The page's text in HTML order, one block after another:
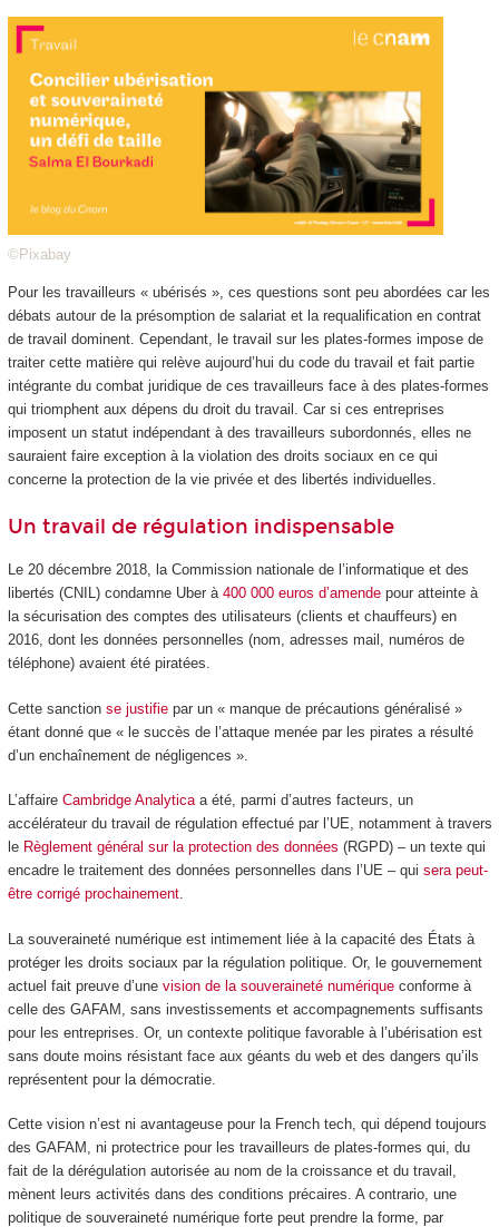
©Pixabay
Pour les travailleurs « ubérisés », ces questions sont peu abordées car les
débats autour de la présomption de salariat et la requalification en contrat
de travail dominent. Cependant, le travail sur les plates-formes impose de
traiter cette matière qui relève aujourd’hui du code du travail et fait partie
intégrante du combat juridique de ces travailleurs face à des plates-formes
qui triomphent aux dépens du droit du travail. Car si ces entreprises
imposent un statut indépendant à des travailleurs subordonnés, elles ne
sauraient faire exception à la violation des droits sociaux en ce qui
concerne la protection de la vie privée et des libertés individuelles.
Un travail de régulation indispensable
Le 20 décembre 2018, la Commission nationale de l’informatique et des
libertés (CNIL) condamne Uber à 400 000 euros d’amendepour atteinte à
la sécurisation des comptes des utilisateurs (clients et chauffeurs) en
2016, dont les données personnelles (nom, adresses mail, numéros de
téléphone) avaient été piratées.
Cette sanction se justifiepar un « manque de précautions généralisé »
étant donné que « le succès de l’attaque menée par les pirates a résulté
d’un enchaînement de négligences ».
L’affaire Cambridge Analyticaa été, parmi d’autres facteurs, un
accélérateur du travail de régulation effectué par l’UE, notamment à travers
le Règlement général sur la protection des données (RGPD) – un texte qui
encadre le traitement des données personnelles dans l’UE – qui sera peut-
être corrigé prochainement.
La souveraineté numérique est intimement liée à la capacité des États à
protéger les droits sociaux par la régulation politique. Or, le gouvernement
actuel fait preuve d’une vision de la souveraineté numériqueconforme à
celle des GAFAM, sans investissements et accompagnements suffisants
pour les entreprises. Or, un contexte politique favorable à l’ubérisation est
sans doute moins résistant face aux géants du web et des dangers qu’ils
représentent pour la démocratie.
Cette vision n’est ni avantageuse pour la French tech, qui dépend toujours
des GAFAM, ni protectrice pour les travailleurs de plates-formes qui, du
fait de la dérégulation autorisée au nom de la croissance et du travail,
mènent leurs activités dans des conditions précaires. A contrario, une
politique de souveraineté numérique forte peut prendre la forme, par